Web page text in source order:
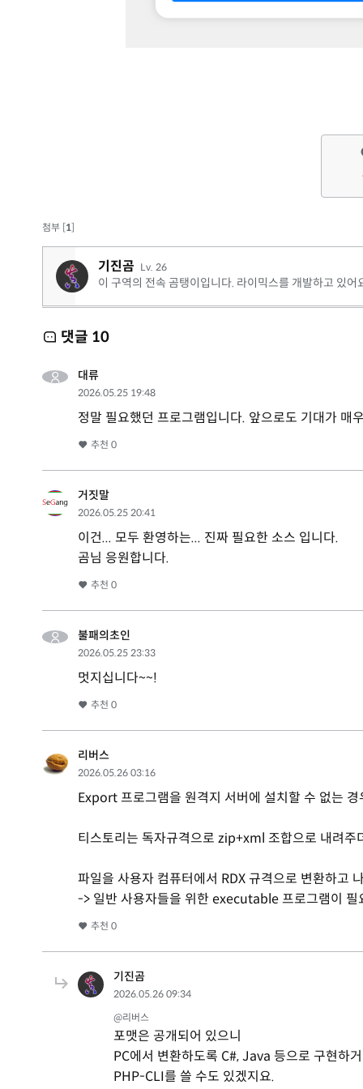
첨부 [1]
기진곰 Lv. 26
이 구역의 전속 곰탱이입니다. 라이믹스를 개발하고 있어
댓글 10
대류
2026.05.25 19:48
정말 필요했던 프로그램입니다. 앞으로도 기대가 매
추천 0
거짓말
2026.05.25 20:41
이건... 모두 환영하는... 진짜 필요한 소스 입니다.
곰님 응원합니다.
추천 0
불패의초인
2026.05.25 23:33
멋지십니다~~!
추천 0
리버스
2026.05.26 03:16
Export 프로그램을 원격지 서버에 설치할 수 없는
티스토리는 독자규격으로 zip+xml 조합으로 내려주
파일을 사용자 컴퓨터에서 RDX 규격으로 변환하
-> 일반 사용자들을 위한 executable 프로그램이 필
추천 0
기진곰
2026.05.26 09:34
@리버스
포맷은 공개되어 있으니
PC에서 변환하도록 C#, Java 등으로 구현하
PHP-CLI를 쓸 수도 있겠지요.